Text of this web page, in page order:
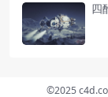
四
©2025